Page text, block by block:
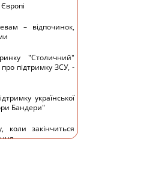
– відпочинок,
"Столичний"
підтримку ЗСУ, -
української
Бандери"
коли закінчиться